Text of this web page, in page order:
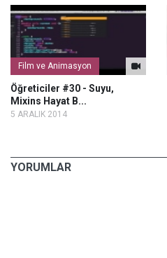
Film ve Animasyon
Öğreticiler #30 - Suyu,
Mixins Hayat B...
5 ARALIK 2014
YORUMLAR